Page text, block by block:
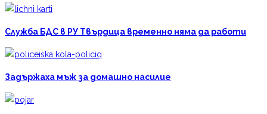
Служба БДС в РУ Твърдица временно няма да работи
Задържаха мъж за домашно насилие